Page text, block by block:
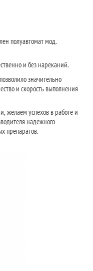
полуавтомат мод.
и без нареканий.
значительно
и скорость выполнения
желаем успехов в работе и
надежного
препаратов.